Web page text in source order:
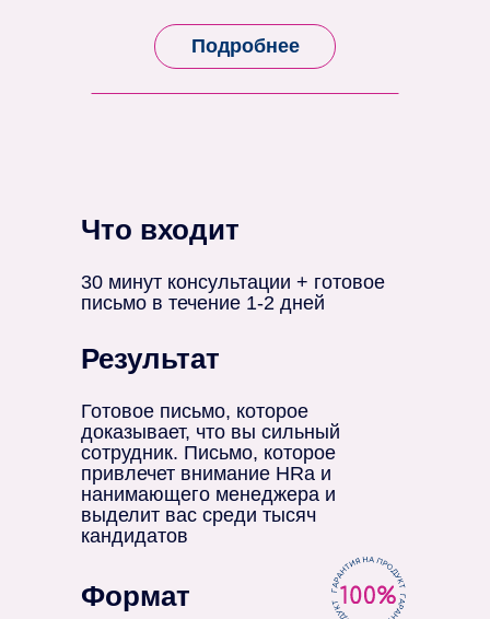
Подробнее
Готовое письмо, которое
доказывает, что вы сильный
сотрудник. Письмо, которое
привлечет внимание HRа и
нанимающего менеджера и
выделит вас среди тысяч
кандидатов
Результат
30 минут консультации + готовое
письмо в течение 1-2 дней
Что входит
Формат